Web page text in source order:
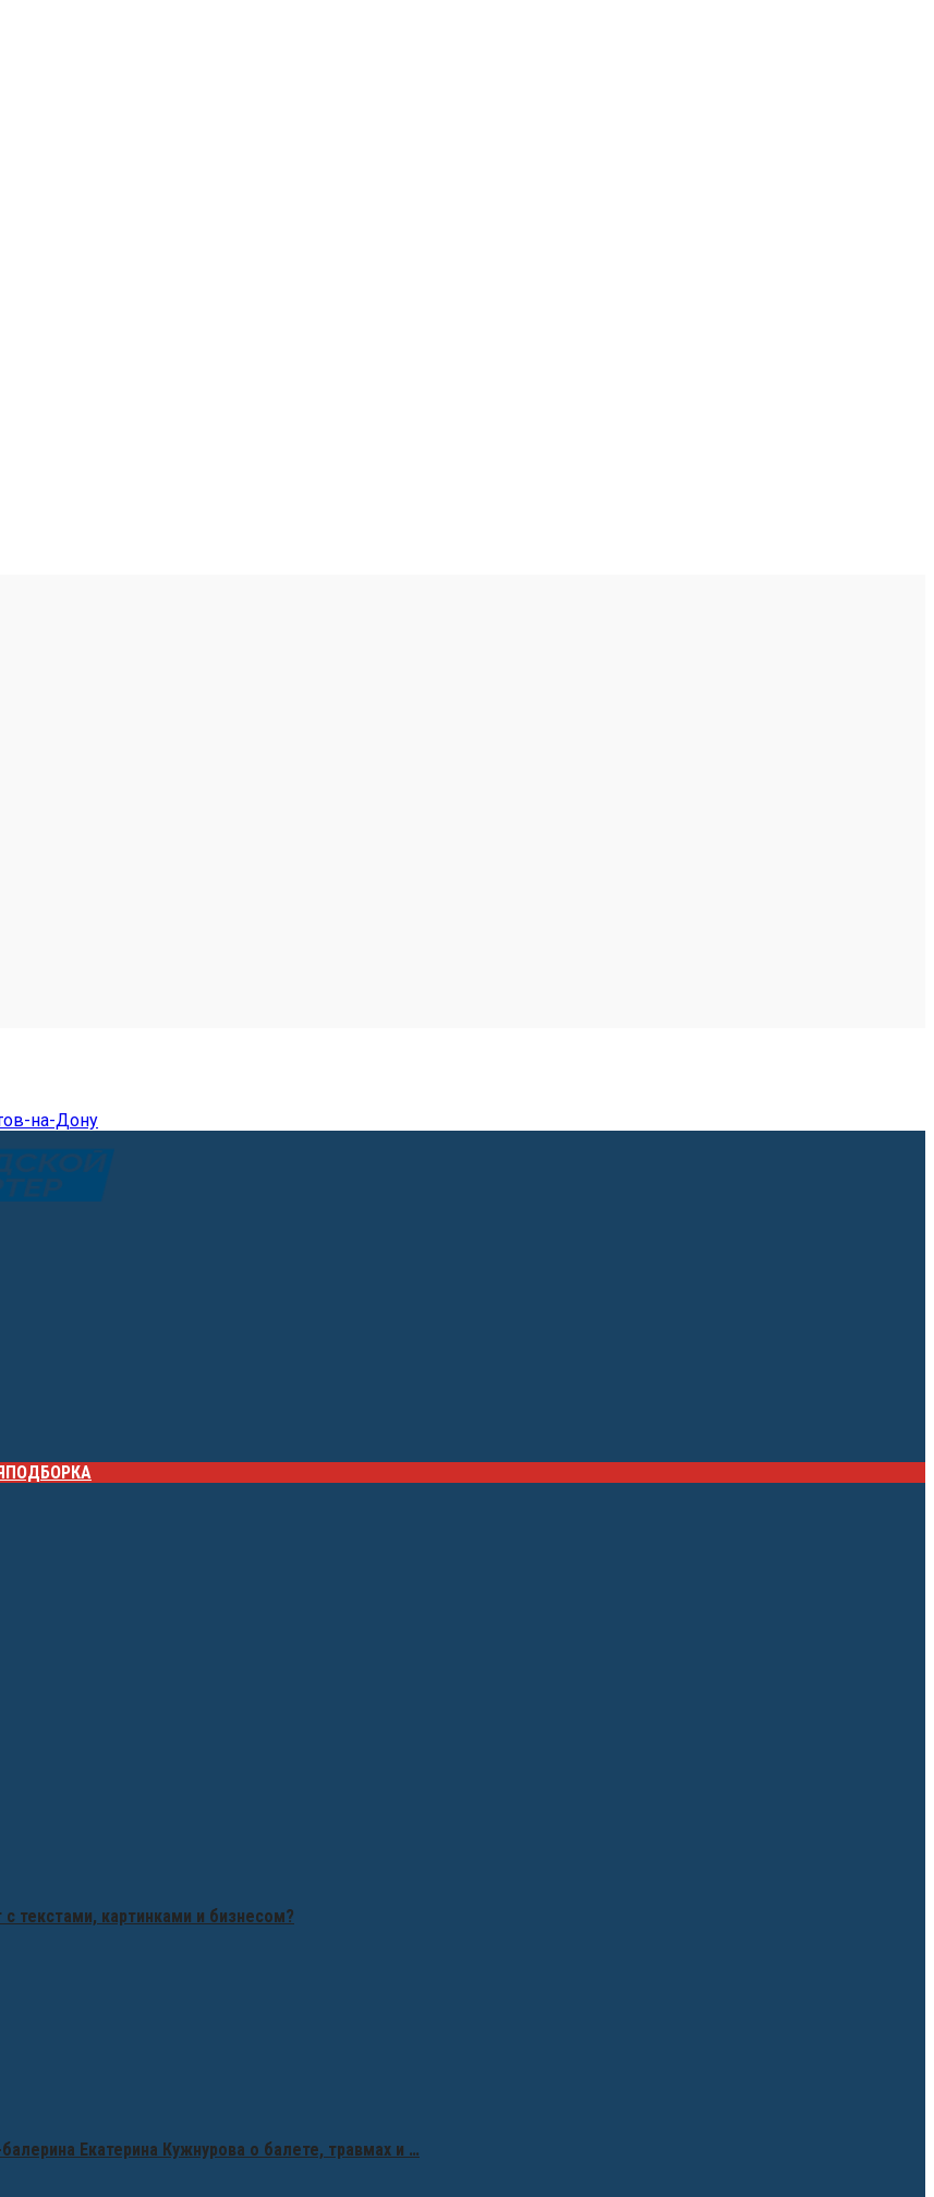
на-Дону
ПОДБОРКА
текстами, картинками и бизнесом?
Екатерина Кужнурова о балете, травмах и …